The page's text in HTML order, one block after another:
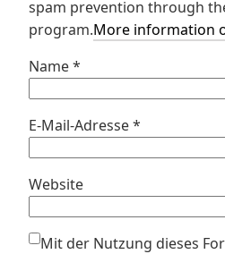
spam prevention through
program.More information
Name*
E-Mail-Adresse*
Website
Mit der Nutzung dieses